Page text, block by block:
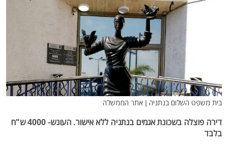
בית משפט השלום בנתניה | אתר הממשלה
דירה פוצלה בשכונת אגמים בנתניה ללא אישור. העונש- 4000 ש"ח
בלבד